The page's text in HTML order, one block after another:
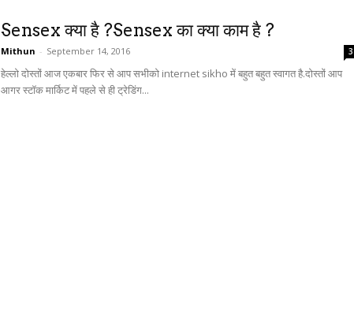
Sensex क्या है ?Sensex का क्या काम है ?
Mithun - September 14, 2016 3
हेल्लो दोस्तों आज एकबार फिर से आप सभीको internet sikho में बहुत बहुत स्वागत है.दोस्तों आप
आगर स्टॉक मार्किट में पहले से ही ट्रेडिंग...